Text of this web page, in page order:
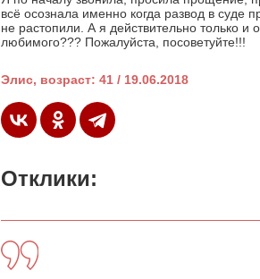
всё осознала именно когда развод в
не растопили. А я действительно только и
любимого??? Пожалуйста, посоветуйте!!!
Элис, возраст: 41 / 19.06.2018
Отклики: